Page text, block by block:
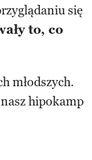
się
to, co
młodszych.
hipokamp